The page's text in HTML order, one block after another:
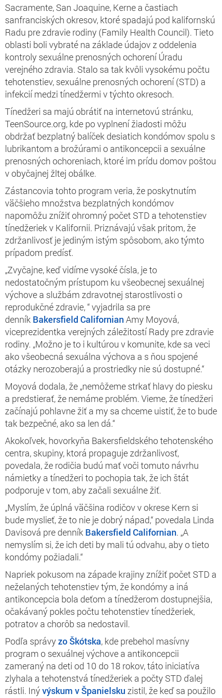
Sacramente, San Joaquine, Kerne a častiach
sanfranciských okresov, ktoré spadajú pod kalifornskú
Radu pre zdravie rodiny (Family Health Council). Tieto
oblasti boli vybraté na základe údajov z oddelenia
kontroly sexuálne prenosných ochorení Úradu
verejného zdravia. Stalo sa tak kvôli vysokému počtu
tehotenstiev, sexuálne prenosných ochorení (STD) a
infekcií medzi tínedžermi v týchto okresoch.
Tínedžeri sa majú obrátiť na internetovú stránku,
TeenSource.org, kde po vyplnení žiadosti môžu
obdržať bezplatný balíček desiatich kondómov spolu s
lubrikantom a brožúrami o antikoncepcii a sexuálne
prenosných ochoreniach, ktoré im prídu domov poštou
v obyčajnej žltej obálke.
Zástancovia tohto program veria, že poskytnutím
väčšieho množstva bezplatných kondómov
napomôžu znížiť ohromný počet STD a tehotenstiev
tínedžeriek v Kalifornii. Priznávajú však pritom, že
zdržanlivosť je jediným istým spôsobom, ako týmto
prípadom predísť.
„Zvyčajne, keď vidíme vysoké čísla, je to
nedostatočným prístupom ku všeobecnej sexuálnej
výchove a službám zdravotnej starostlivosti o
reprodukčné zdravie, “ vyjadrila sa pre
denník Bakersfield Californian Amy Moyová,
viceprezidentka verejných záležitostí Rady pre zdravie
rodiny. „Možno je to i kultúrou v komunite, kde sa veci
ako všeobecná sexuálna výchova a s ňou spojené
otázky nerozoberajú a prostriedky nie sú dostupné.“
Moyová dodala, že „nemôžeme strkať hlavy do piesku
a predstierať, že nemáme problém. Vieme, že tínedžeri
začínajú pohlavne žiť a my sa chceme uistiť, že to bude
tak bezpečné, ako sa len dá.“
Akokoľvek, hovorkyňa Bakersfieldského tehotenského
centra, skupiny, ktorá propaguje zdržanlivosť,
povedala, že rodičia budú mať voči tomuto návrhu
námietky a tínedžeri to pochopia tak, že ich štát
podporuje v tom, aby začali sexuálne žiť.
„Myslím, že úplná väčšina rodičov v okrese Kern si
bude myslieť, že to nie je dobrý nápad,“ povedala Linda
Davisová pre denník Bakersfield Californian. „A
nemyslím si, že ich deti by mali tú odvahu, aby o tieto
kondómy požiadali.“
Napriek pokusom na západe krajiny znížiť počet STD a
neželaných tehotenstiev tým, že kondómy a iná
antikoncepcia bola deťom a tínedžerom dostupnejšia,
očakávaný pokles počtu tehotenstiev tínedžeriek,
potratov a chorôb sa nedostavil.
Podľa správyzo Škótska, kde prebehol masívny
program o sexuálnej výchove a antikoncepcii
zameraný na deti od 10 do 18 rokov, táto iniciatíva
zlyhala a tehotenstvá tínedžeriek a počty STD ďalej
rástli. Inývýskum v Španielsku zistil, že keď sa použilo